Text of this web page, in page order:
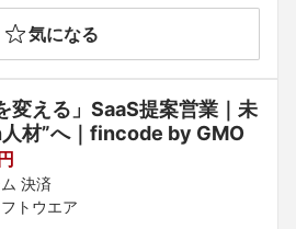
気になる
変える」SaaS提案営業｜未
材”へ｜fincode by GMO
決済
トウエア